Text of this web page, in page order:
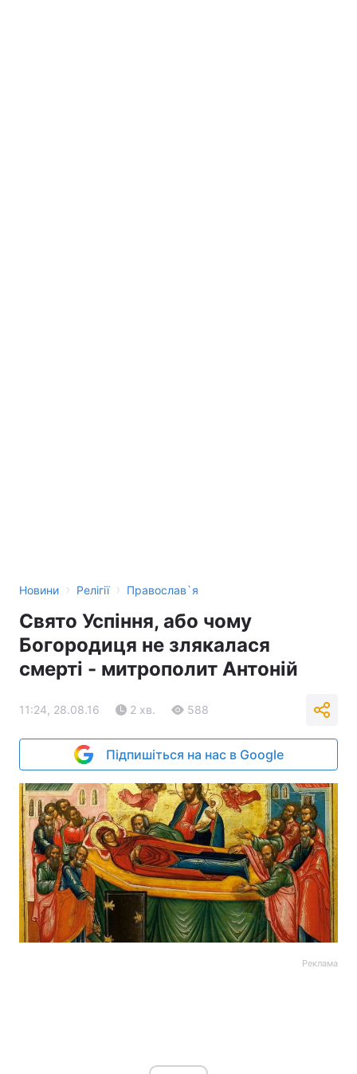
Новини › Релігії › Православ`я
Свято Успіння, або чому
Богородиця не злякалася
смерті - митрополит Антоній
11:24, 28.08.16 2 хв. 588
Підпишіться на нас в Google
Реклама